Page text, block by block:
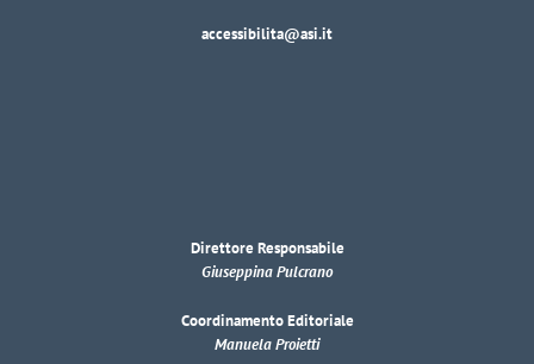
accessibilita@asi.it
Direttore Responsabile
Giuseppina Pulcrano
Coordinamento Editoriale
Manuela Proietti